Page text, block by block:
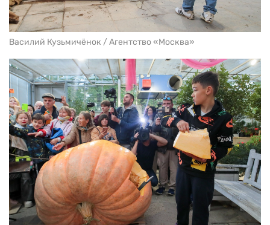
Василий Кузьмичёнок / Агентство «Москва»